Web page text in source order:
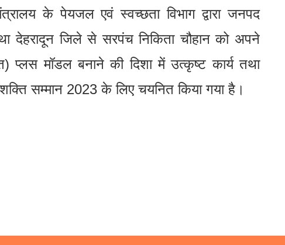
के पेयजल एवं स्वच्छता विभाग द्वारा जनपद
देहरादून जिले से सरपंच निकिता चौहान को अपने
मॉडल बनाने की दिशा में उत्कृष्ट कार्य तथा
सम्मान 2023 के लिए चयनित किया गया है।